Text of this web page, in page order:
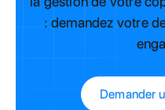
: demandez votre
Demander